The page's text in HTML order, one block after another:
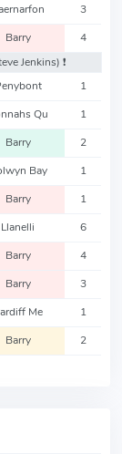
3
Barry
4
Jenkins) ❗️
1
Qu 1
Barry 2
Bay 1
Barry 1
Llanelli 6
Barry 4
Barry 3
Me 1
Barry 2